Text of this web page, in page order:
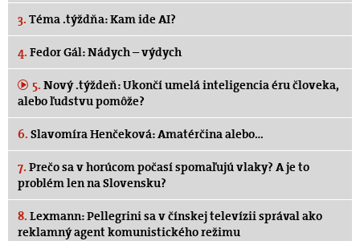
3. Téma .týždňa: Kam ide AI?
4. Fedor Gál: Nádych – výdych
5. Nový .týždeň: Ukončí umelá inteligencia éru človeka,
alebo ľudstvu pomôže?
6. Slavomíra Henčeková: Amatérčina alebo…
7. Prečo sa v horúcom počasí spomaľujú vlaky? A je to
problém len na Slovensku?
8. Lexmann: Pellegrini sa v čínskej televízii správal ako
reklamný agent komunistického režimu